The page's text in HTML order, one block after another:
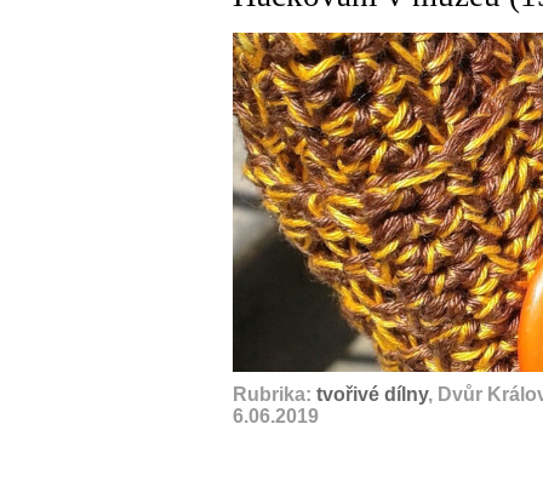
Rubrika: tvořivé dílny, Dvůr
6.06.2019